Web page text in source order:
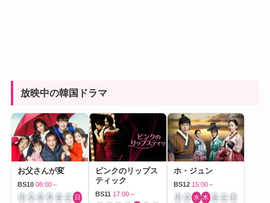
放映中の韓国ドラマ
お父さんが変
BS10 08:00～
月 火 水 木 金 土 日
ピンクのリップス
ティック
BS11 17:00～
ホ・ジュン
BS12 15:00～
月 火 水 木 金 土 日